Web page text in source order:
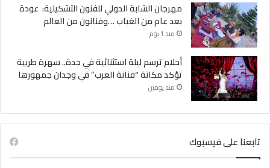
مهرجان الشابة الدولي للفنون التشكيلية: عودة
بعد عام من الغياب …وفنانون من العالم
منذ 1 يوم
أحلام ترسم ليلة استثنائية في جدة.. سهرة طربية
تؤكد مكانة “فنانة العرب” في وجدان جمهورها
منذ يومين
تابعنا على فيسبوك